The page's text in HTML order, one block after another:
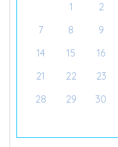
1
2
7
8 9
14
15 16
21
22 23
28
29 30